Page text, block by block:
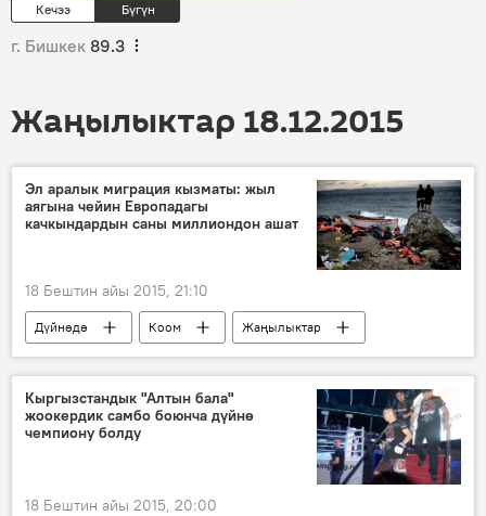
Кечээ Бүгүн
г. Бишкек 89.3
Жаңылыктар 18.12.2015
Эл аралык миграция кызматы: жыл
аягына чейин Европадагы
качкындардын саны миллиондон ашат
18 Бештин айы 2015, 21:10
Дүйнөдө Коом
Жаңылыктар
Греция
Европа
Италия
качкын баш паанек
Кыргызстандык "Алтын бала"
жоокердик самбо боюнча дүйнө
чемпиону болду
18 Бештин айы 2015, 20:00